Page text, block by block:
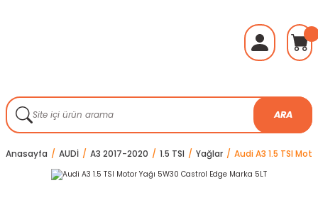
ARA
Anasayfa AUDİ A3 2017-2020 1.5 TSI Yağlar Audi A3 1.5 TSI